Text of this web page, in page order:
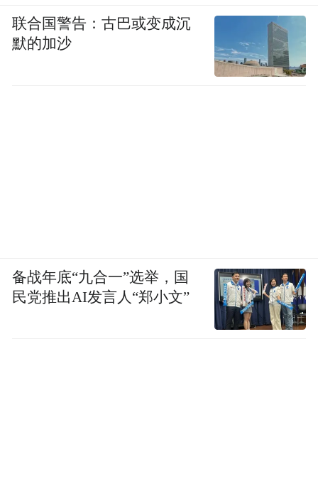
联合国警告：古巴或变成沉
默的加沙
备战年底“九合一”选举，国
民党推出AI发言人“郑小文”